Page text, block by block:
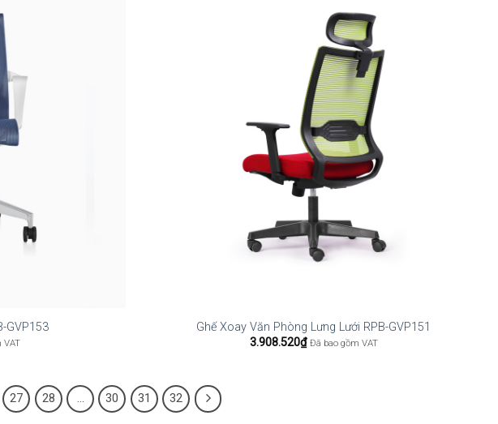
GVP153
VAT
Ghế Xoay Văn Phòng Lưng Lưới RPB-GVP151
3.908.520₫ Đã bao gồm VAT
27 28 … 30 31 32